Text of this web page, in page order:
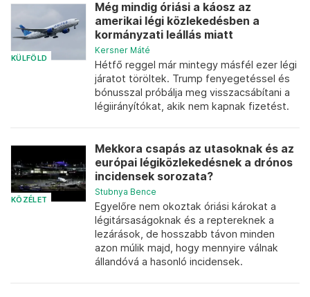
KÜLFÖLD
Még mindig óriási a káosz az
amerikai légi közlekedésben a
kormányzati leállás miatt
Kersner Máté
Hétfő reggel már mintegy másfél ezer légi
járatot töröltek. Trump fenyegetéssel és
bónusszal próbálja meg visszacsábítani a
légiirányítókat, akik nem kapnak fizetést.
KÖZÉLET
Mekkora csapás az utasoknak és az
európai légiközlekedésnek a drónos
incidensek sorozata?
Stubnya Bence
Egyelőre nem okoztak óriási károkat a
légitársaságoknak és a reptereknek a
lezárások, de hosszabb távon minden
azon múlik majd, hogy mennyire válnak
állandóvá a hasonló incidensek.